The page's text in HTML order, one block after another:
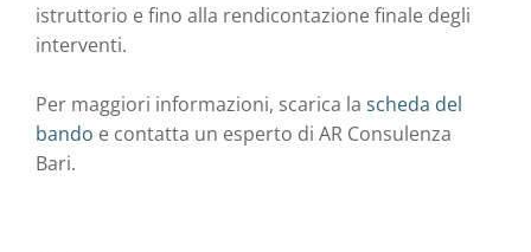
istruttorio e fino alla rendicontazione finale degli
interventi.
Per maggiori informazioni, scarica la scheda del
bando e contatta un esperto di AR Consulenza
Bari.